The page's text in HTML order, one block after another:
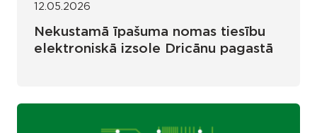
12.05.2026
Nekustamā īpašuma nomas tiesību
elektroniskā izsole Dricānu pagastā